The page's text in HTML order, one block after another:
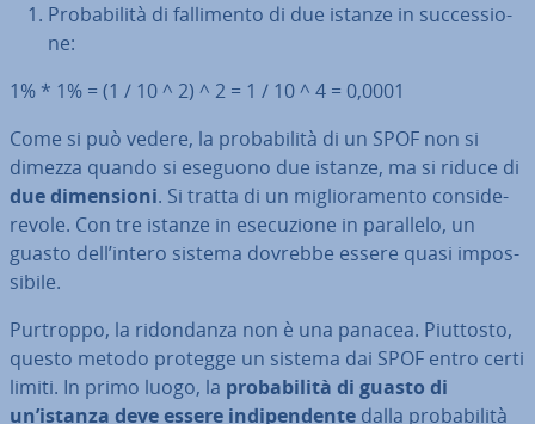
Pro­ba­bi­li­tà di fal­li­men­to di due istanze in suc­ces­sio­
ne:
1% * 1% = (1 / 10 ^ 2) ^ 2 = 1 / 10 ^ 4 = 0,0001
Come si può vedere, la pro­ba­bi­li­tà di un SPOF non si
dimezza quando si eseguono due istanze, ma si riduce di
due di­men­sio­ni. Si tratta di un mi­glio­ra­men­to con­si­de­
re­vo­le. Con tre istanze in ese­cu­zio­ne in parallelo, un
guasto dell’intero sistema dovrebbe essere quasi im­pos­
si­bi­le.
Purtroppo, la ri­don­dan­za non è una panacea. Piuttosto,
questo metodo protegge un sistema dai SPOF entro certi
limiti. In primo luogo, la pro­ba­bi­li­tà di guasto di
un’istanza deve essere in­di­pen­den­te dalla pro­ba­bi­li­tà